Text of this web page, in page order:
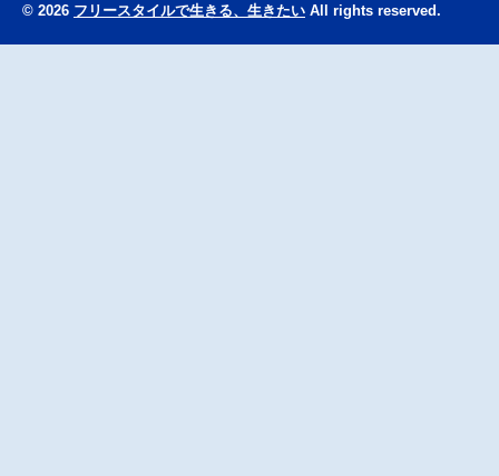
© 2026 フリースタイルで生きる、生きたい All rights reserved.